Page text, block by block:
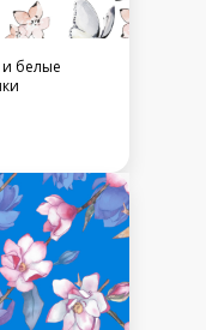
и белые